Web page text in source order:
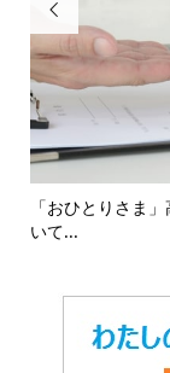

「おひとりさま
いて...